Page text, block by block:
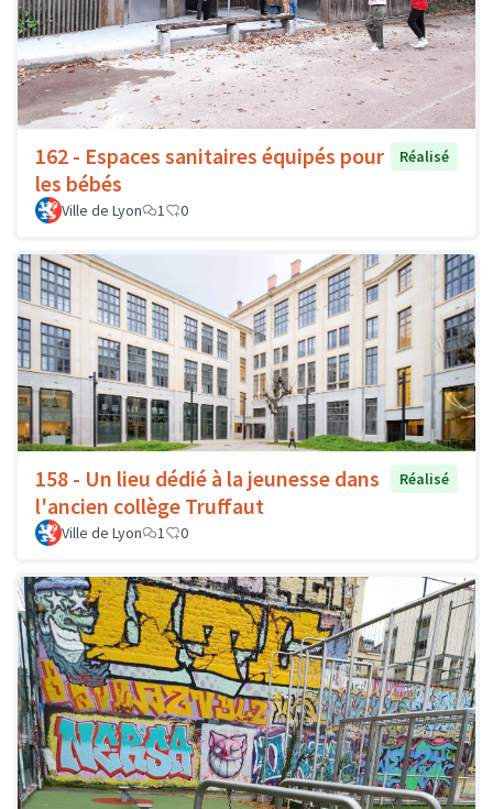
162 - Espaces sanitaires équipés pour
les bébés
Réalisé
Ville de Lyon 1 0
158 - Un lieu dédié à la jeunesse dans
l'ancien collège Truffaut
Réalisé
Ville de Lyon 1 0